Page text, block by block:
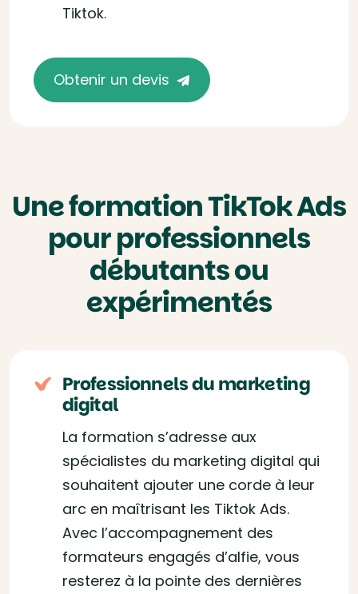
Tiktok.
Obtenir un devis
Une formation TikTok Ads
pour professionnels
débutants ou
expérimentés
Professionnels du marketing
digital
La formation s’adresse aux
spécialistes du marketing digital qui
souhaitent ajouter une corde à leur
arc en maîtrisant les Tiktok Ads.
Avec l’accompagnement des
formateurs engagés d’alfie, vous
resterez à la pointe des dernières